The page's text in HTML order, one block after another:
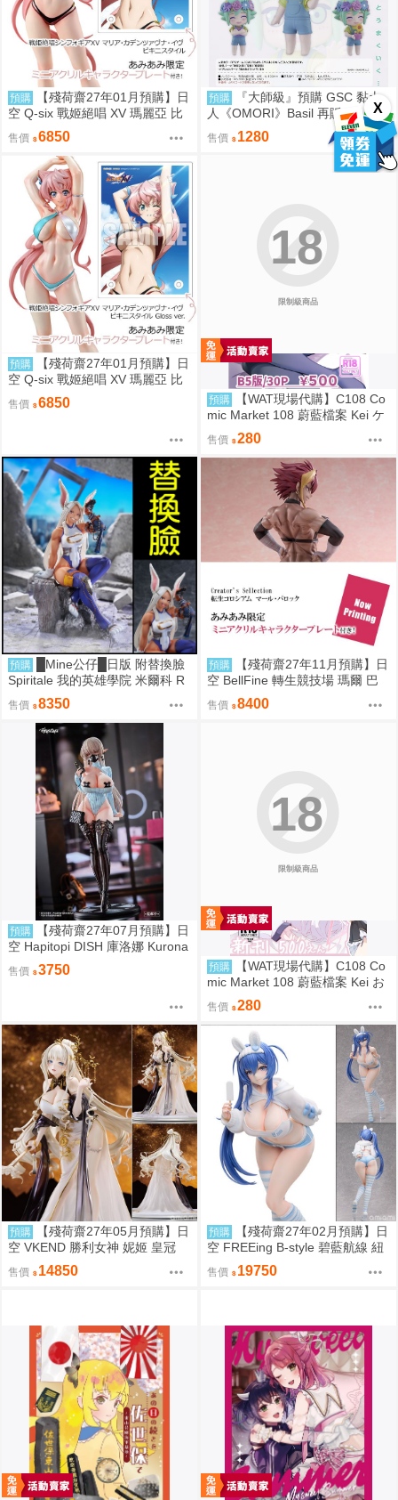
X
預購
【殘荷齋27年01月預購】日
空 Q-six 戰姬絕唱 XV 瑪麗亞 比
基尼Ver 1/7 一般版
售價 6850
預購
『大師級』預購 GSC 黏土
人《OMORI》Basil 再販
售價 1280
預購
【殘荷齋27年01月預購】日
空 Q-six 戰姬絕唱 XV 瑪麗亞 比
基尼Ver 1/7 油光版
售價 6850
限制級商品
18
預購
【WAT現場代購】C108 Co
mic Market 108 蔚藍檔案 Kei ケ
イちゃん かいはつけいかくっ！
售價 280
預購
█Mine公仔█日版 附替換臉
Spiritale 我的英雄學院 米爾科 R
abbit 1/7 PVC D9265
售價 8350
預購
【殘荷齋27年11月預購】日
空 BellFine 轉生競技場 瑪爾 巴
洛克 1/6
售價 8400
預購
【殘荷齋27年07月預購】日
空 Hapitopi DISH 庫洛娜 Kurona
盛情邀請 1/6 附特典
售價 3750
限制級商品
18
預購
【WAT現場代購】C108 Co
mic Market 108 蔚藍檔案 Kei お
ねがい!! ケイちゃんっ♡
售價 280
預購
【殘荷齋27年05月預購】日
空 VKEND 勝利女神 妮姬 皇冠
榮耀之花 1/4 附特典
售價 14850
預購
【殘荷齋27年02月預購】日
空 FREEing B-style 碧藍航線 紐
澤西 新澤西 宿舍計劃Ver 1/3
售價 19750